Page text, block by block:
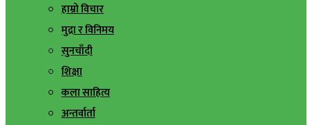
हाम्रो विचार
मुद्रा र विनिमय
सुनचाँदी
शिक्षा
कला साहित्य
अन्तर्वार्ता